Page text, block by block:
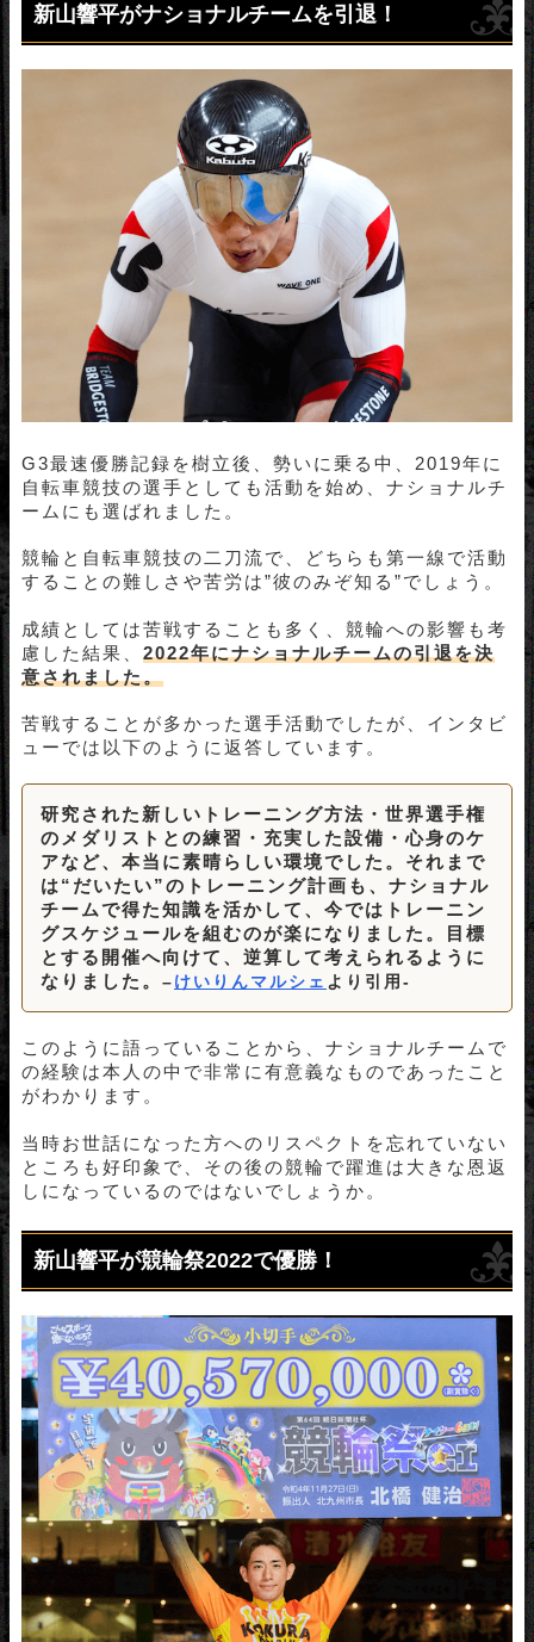
新山響平がナショナルチームを引退！
G3最速優勝記録を樹立後、勢いに乗る中、2019年に
自転車競技の選手としても活動を始め、ナショナルチ
ームにも選ばれました。
競輪と自転車競技の二刀流で、どちらも第一線で活動
することの難しさや苦労は”彼のみぞ知る”でしょう。
成績としては苦戦することも多く、競輪への影響も考
慮した結果、 2022年にナショナルチームの引退を決
意されました。
苦戦することが多かった選手活動でしたが、インタビ
ューでは以下のように返答しています。
研究された新しいトレーニング方法・世界選手権
のメダリストとの練習・充実した設備・心身のケ
アなど、本当に素晴らしい環境でした。それまで
は“だいたい”のトレーニング計画も、ナショナル
チームで得た知識を活かして、今ではトレーニン
グスケジュールを組むのが楽になりました。目標
とする開催へ向けて、逆算して考えられるように
なりました。 –けいりんマルシェ より引用-
このように語っていることから、ナショナルチームで
の経験は本人の中で非常に有意義なものであったこと
がわかります。
当時お世話になった方へのリスペクトを忘れていない
ところも好印象で、その後の競輪で躍進は大きな恩返
しになっているのではないでしょうか。
新山響平が競輪祭2022で優勝！